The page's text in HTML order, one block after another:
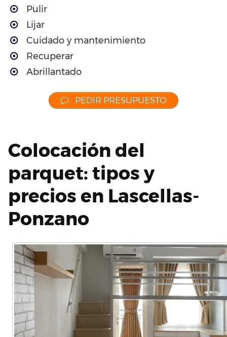
Pulir
Lijar
Cuidado y mantenimiento
Recuperar
Abrillantado
PEDIR PRESUPUESTO
Colocación del
parquet: tipos y
precios en Lascellas-
Ponzano